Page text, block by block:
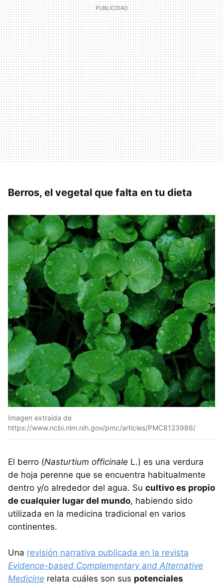
Berros, el vegetal que falta en tu dieta
Imagen extraída de
https://www.ncbi.nlm.nih.gov/pmc/articles/PMC8123986/
El berro (Nasturtium officinale L.) es una verdura
de hoja perenne que se encuentra habitualmente
dentro y/o alrededor del agua. Su cultivo es propio
de cualquier lugar del mundo, habiendo sido
utilizada en la medicina tradicional en varios
continentes.
Una revisión narrativa publicada en la revista
Evidence-based Complementary and Alternative
Medicine relata cuáles son sus potenciales